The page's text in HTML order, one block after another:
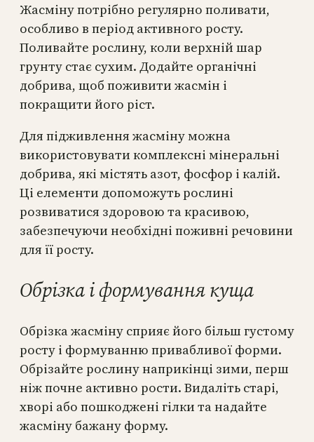
Жасміну потрібно регулярно поливати,
особливо в період активного росту.
Поливайте рослину, коли верхній шар
грунту стає сухим. Додайте органічні
добрива, щоб поживити жасмін і
покращити його ріст.
Для підживлення жасміну можна
використовувати комплексні мінеральні
добрива, які містять азот, фосфор і калій.
Ці елементи допоможуть рослині
розвиватися здоровою та красивою,
забезпечуючи необхідні поживні речовини
для її росту.
Обрізка і формування куща
Обрізка жасміну сприяє його більш густому
росту і формуванню привабливої форми.
Обрізайте рослину наприкінці зими, перш
ніж почне активно рости. Видаліть старі,
хворі або пошкоджені гілки та надайте
жасміну бажану форму.